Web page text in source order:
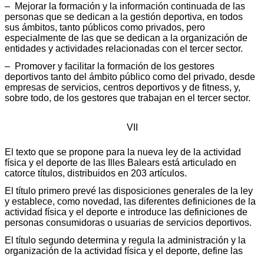
– Mejorar la formación y la información continuada de las
personas que se dedican a la gestión deportiva, en todos
sus ámbitos, tanto públicos como privados, pero
especialmente de las que se dedican a la organización de
entidades y actividades relacionadas con el tercer sector.
– Promover y facilitar la formación de los gestores
deportivos tanto del ámbito público como del privado, desde
empresas de servicios, centros deportivos y de fitness, y,
sobre todo, de los gestores que trabajan en el tercer sector.
VII
El texto que se propone para la nueva ley de la actividad
física y el deporte de las Illes Balears está articulado en
catorce títulos, distribuidos en 203 artículos.
El título primero prevé las disposiciones generales de la ley
y establece, como novedad, las diferentes definiciones de la
actividad física y el deporte e introduce las definiciones de
personas consumidoras o usuarias de servicios deportivos.
El título segundo determina y regula la administración y la
organización de la actividad física y el deporte, define las